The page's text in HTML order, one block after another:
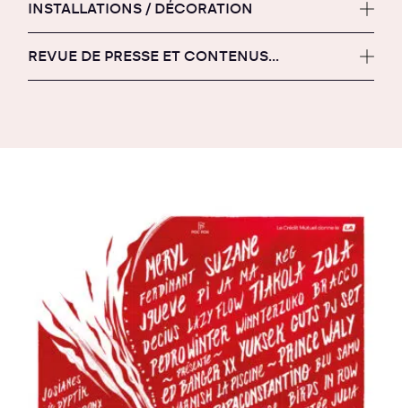
INSTALLATIONS / DÉCORATION
REVUE DE PRESSE ET CONTENUS...